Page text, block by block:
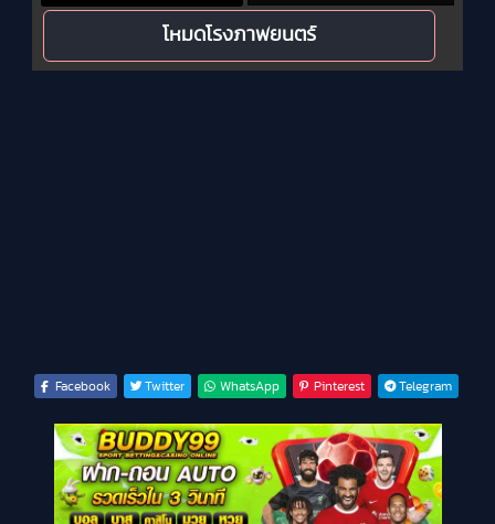
โหมดโรงภาพยนตร์
Facebook Twitter WhatsApp Pinterest Telegram